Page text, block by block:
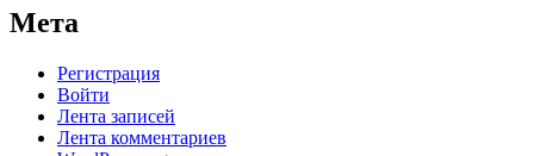
Мета
Регистрация
Войти
Лента записей
Лента комментариев